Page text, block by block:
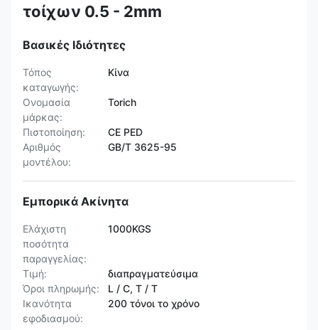
τοίχων 0.5 - 2mm
Βασικές Ιδιότητες
Τόπος
καταγωγής:
Κίνα
Ονομασία
μάρκας:
Torich
Πιστοποίηση:
CE PED
Αριθμός
μοντέλου:
GB/T 3625-95
Εμπορικά Ακίνητα
Ελάχιστη
ποσότητα
παραγγελίας:
1000KGS
Τιμή:
διαπραγματεύσιμα
Όροι πληρωμής:
L / C, T / T
Ικανότητα
εφοδιασμού:
200 τόνοι το χρόνο